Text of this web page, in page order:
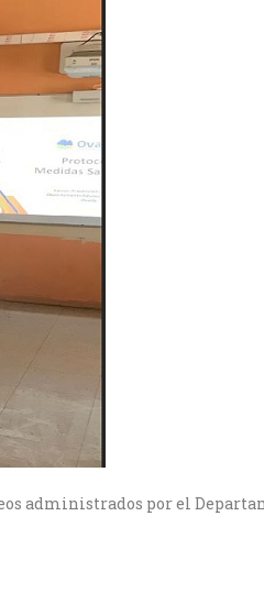
administrados por el